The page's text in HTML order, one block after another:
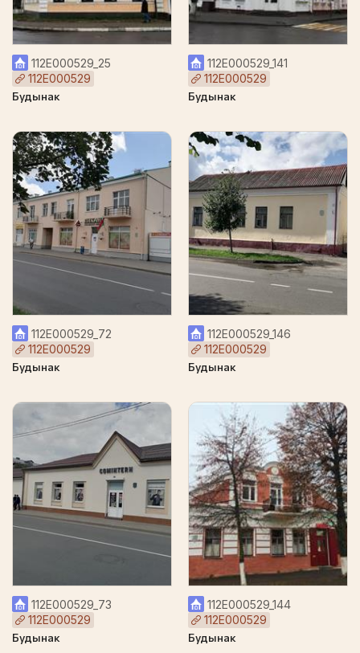
112Е000529_25
112Е000529
Будынак
112Е000529_72
112Е000529
Будынак
112Е000529_73
112Е000529
Будынак
112Е000529_141
112Е000529
Будынак
112Е000529_146
112Е000529
Будынак
112Е000529_144
112Е000529
Будынак